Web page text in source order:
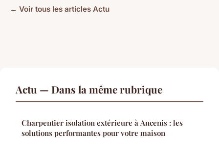
← Voir tous les articles Actu
Actu — Dans la même rubrique
Charpentier isolation extérieure à Ancenis : les
solutions performantes pour votre maison